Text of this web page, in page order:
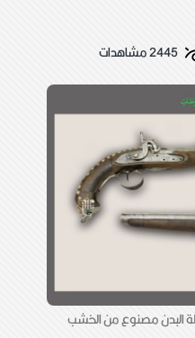
2445 مشاهدات
البدن مصنوع من الخشب